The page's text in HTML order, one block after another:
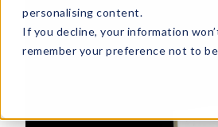
personalising content.
If you decline, your information
remember your preference not to